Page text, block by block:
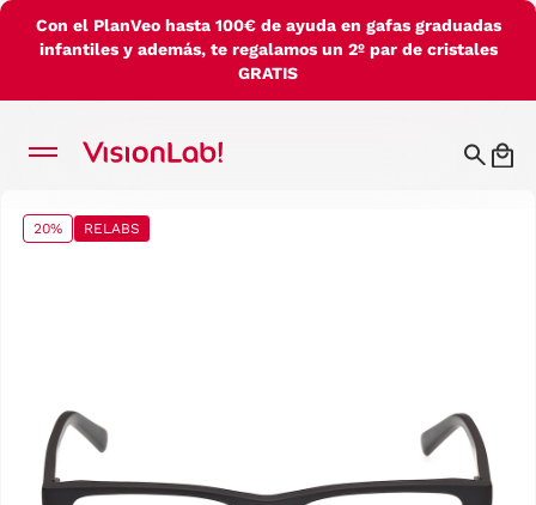
Con el PlanVeo hasta 100€ de ayuda en gafas graduadas
infantiles y además, te regalamos un 2º par de cristales
GRATIS
20% RELABS